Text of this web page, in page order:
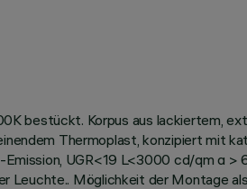
bestückt. Korpus aus lackiertem,
Thermoplast, konzipiert mit
UGR<19 L<3000 cd/qm α >
Leuchte.. Möglichkeit der Montage